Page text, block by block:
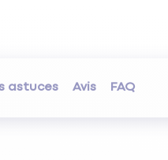
astuces Avis FAQ